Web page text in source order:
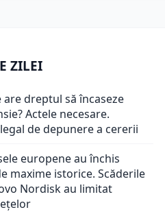
ZILEI
are dreptul să încaseze
Actele necesare.
de depunere a cererii
europene au închis
maxime istorice. Scăderile
Nordisk au limitat